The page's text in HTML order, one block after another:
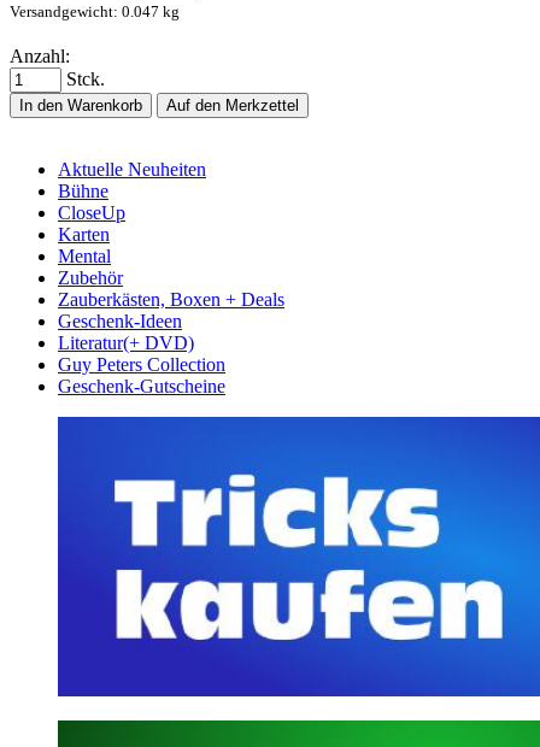
Versandgewicht: 0.047 kg
Anzahl:
Stck.
In den Warenkorb Auf den Merkzettel
Aktuelle Neuheiten
Bühne
CloseUp
Karten
Mental
Zubehör
Zauberkästen, Boxen + Deals
Geschenk-Ideen
Literatur(+ DVD)
Guy Peters Collection
Geschenk-Gutscheine